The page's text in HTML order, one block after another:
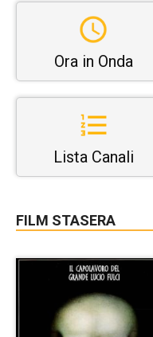
Ora in Onda
Lista Canali
FILM STASERA